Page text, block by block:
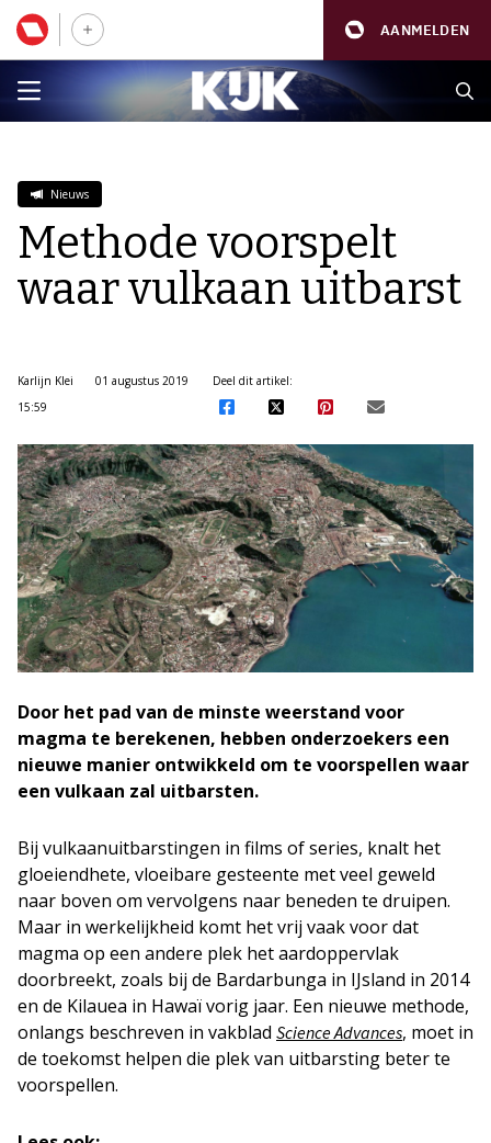
AANMELDEN
Nieuws
Methode voorspelt
waar vulkaan uitbarst
Karlijn Klei
01 augustus 2019
15:59
Deel dit artikel:
Door het pad van de minste weerstand voor
magma te berekenen, hebben onderzoekers een
nieuwe manier ontwikkeld om te voorspellen waar
een vulkaan zal uitbarsten.
Bij vulkaanuitbarstingen in films of series, knalt het
gloeiendhete, vloeibare gesteente met veel geweld
naar boven om vervolgens naar beneden te druipen.
Maar in werkelijkheid komt het vrij vaak voor dat
magma op een andere plek het aardoppervlak
doorbreekt, zoals bij de Bardarbunga in IJsland in 2014
en de Kilauea in Hawaï vorig jaar. Een nieuwe methode,
onlangs beschreven in vakblad Science Advances, moet in
de toekomst helpen die plek van uitbarsting beter te
voorspellen.